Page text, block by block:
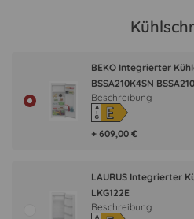
BEKO Integrierter
BSSA210K4SN
+ 609,00 €
A
↑G E
Beschreibung
LAURUS Integrierter
LKG122E
A
Beschreibung